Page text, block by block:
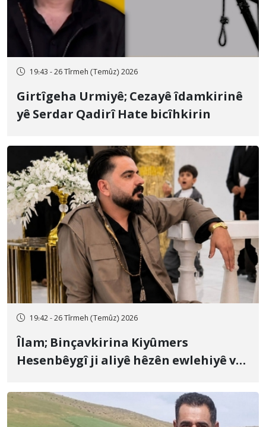
19:43 - 26 Tîrmeh (Temûz) 2026
Girtîgeha Urmiyê; Cezayê îdamkirinê
yê Serdar Qadirî Hate bicîhkirin
19:42 - 26 Tîrmeh (Temûz) 2026
Îlam; Binçavkirina Kiyûmers
Hesenbêygî ji aliyê hêzên ewlehiyê ve